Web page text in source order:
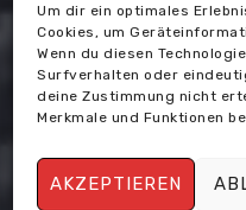
Um dir ein optimales
Cookies, um
Wenn du diesen
Surfverhalten oder
deine Zustimmung nicht
Merkmale und Funktionen
AKZEPTIEREN